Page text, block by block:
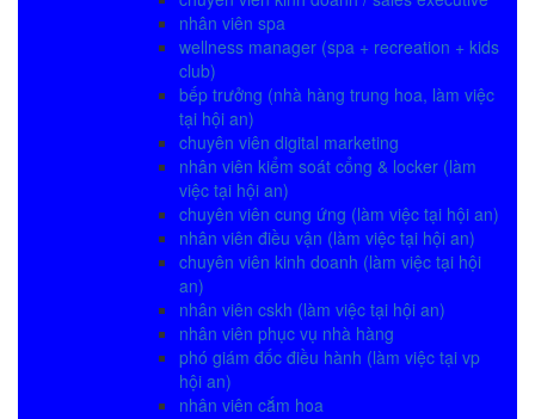
nhân viên spa
wellness manager (spa + recreation + kids
club)
bếp trưởng (nhà hàng trung hoa, làm việc
tại hội an)
chuyên viên digital marketing
nhân viên kiểm soát cổng & locker (làm
việc tại hội an)
chuyên viên cung ứng (làm việc tại hội an)
nhân viên điều vận (làm việc tại hội an)
chuyên viên kinh doanh (làm việc tại hội
an)
nhân viên cskh (làm việc tại hội an)
nhân viên phục vụ nhà hàng
phó giám đốc điều hành (làm việc tại vp
hội an)
nhân viên cắm hoa